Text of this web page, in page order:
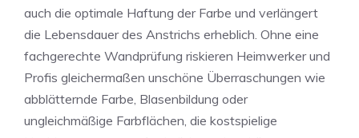
auch die optimale Haftung der Farbe und verlängert
die Lebensdauer des Anstrichs erheblich. Ohne eine
fachgerechte Wandprüfung riskieren Heimwerker und
Profis gleichermaßen unschöne Überraschungen wie
abblätternde Farbe, Blasenbildung oder
ungleichmäßige Farbflächen, die kostspielige